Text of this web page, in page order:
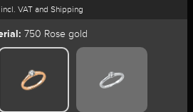
incl. VAT and Shipping
750 Rose gold